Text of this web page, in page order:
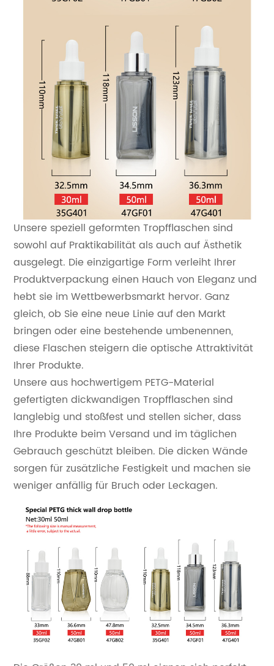
Unsere speziell geformten Tropfflaschen sind
sowohl auf Praktikabilität als auch auf Ästhetik
ausgelegt. Die einzigartige Form verleiht Ihrer
Produktverpackung einen Hauch von Eleganz und
hebt sie im Wettbewerbsmarkt hervor. Ganz
gleich, ob Sie eine neue Linie auf den Markt
bringen oder eine bestehende umbenennen,
diese Flaschen steigern die optische Attraktivität
Ihrer Produkte.
Unsere aus hochwertigem PETG-Material
gefertigten dickwandigen Tropfflaschen sind
langlebig und stoßfest und stellen sicher, dass
Ihre Produkte beim Versand und im täglichen
Gebrauch geschützt bleiben. Die dicken Wände
sorgen für zusätzliche Festigkeit und machen sie
weniger anfällig für Bruch oder Leckagen.